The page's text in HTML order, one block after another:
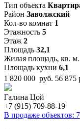
Тип объекта
Район Заволжский
Кол-во комнат 1
Этажность 5
Этаж 2
Площадь 32,1
Жилая площадь, кв. м.
Площадь кухни 6,1
1 820 000 руб. 56 875
Галина Цой
+7 (915) 709-88-19
В продаже объектов: 7